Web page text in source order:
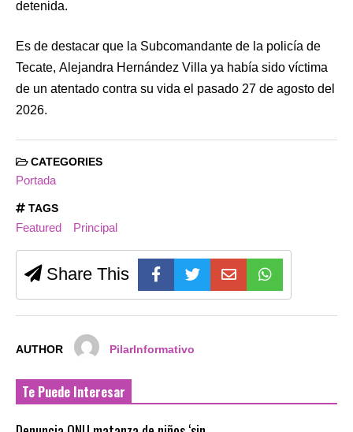
detenida.
Es de destacar que la Subcomandante de la policía de
Tecate, Alejandra Hernández Villa ya había sido víctima
de un atentado contra su vida el pasado 27 de agosto del
2026.
CATEGORIES
Portada
TAGS
Featured Principal
Share This
AUTHOR PilarInformativo
Te Puede Interesar